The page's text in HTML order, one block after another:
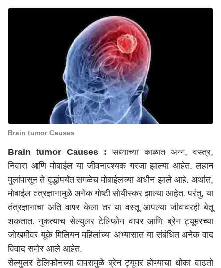
Brain tumor Causes
Brain tumor Causes :सध्याच्या काळात अन्न, वस्त्र,
निवारा आणि मोबाईल या जीवनावश्यक गरजा झाल्या आहेत. लहान
मुलांपासून ते वृद्धांपर्यंत सगळेच मोबाईलच्या अधीन झाले आहे. अर्थात,
मोबाईल तंत्रज्ञानामुळे अनेक गोष्टी सोयीस्कर झाल्या आहेत. परंतु, या
तंत्रज्ञानाचा अति वापर केला तर या वस्तू आपल्या जीवावरही बेतू
शकतात. नुकत्याच सेल्युलर टेलिफोन वापर आणि ब्रेन ट्यूमरच्या
जोखमीवर यूके मिलियन महिलांच्या अभ्यासात या संबंधित अनेक वाद
विवाद समोर आले आहेत.
सेल्युलर टेलिफोनच्या वापरामुळे ब्रेन ट्यूमर होण्याचा धोका वाढतो